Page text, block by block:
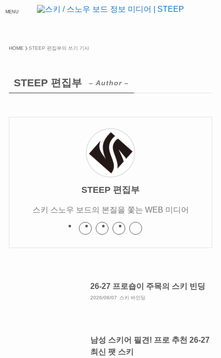
MENU
HOME STEEP 편집부의 쓰기 기사
STEEP 편집부 – Author –
STEEP 편집부
스키 스노우 보드의 본질을 쫓는 WEB 미디어
26-27 프로숍이 주목의 스키 빈딩
2026/08/07 스키 바인딩
남성 스키어 필견! 프로 추천 26-27
최신 팻 스키